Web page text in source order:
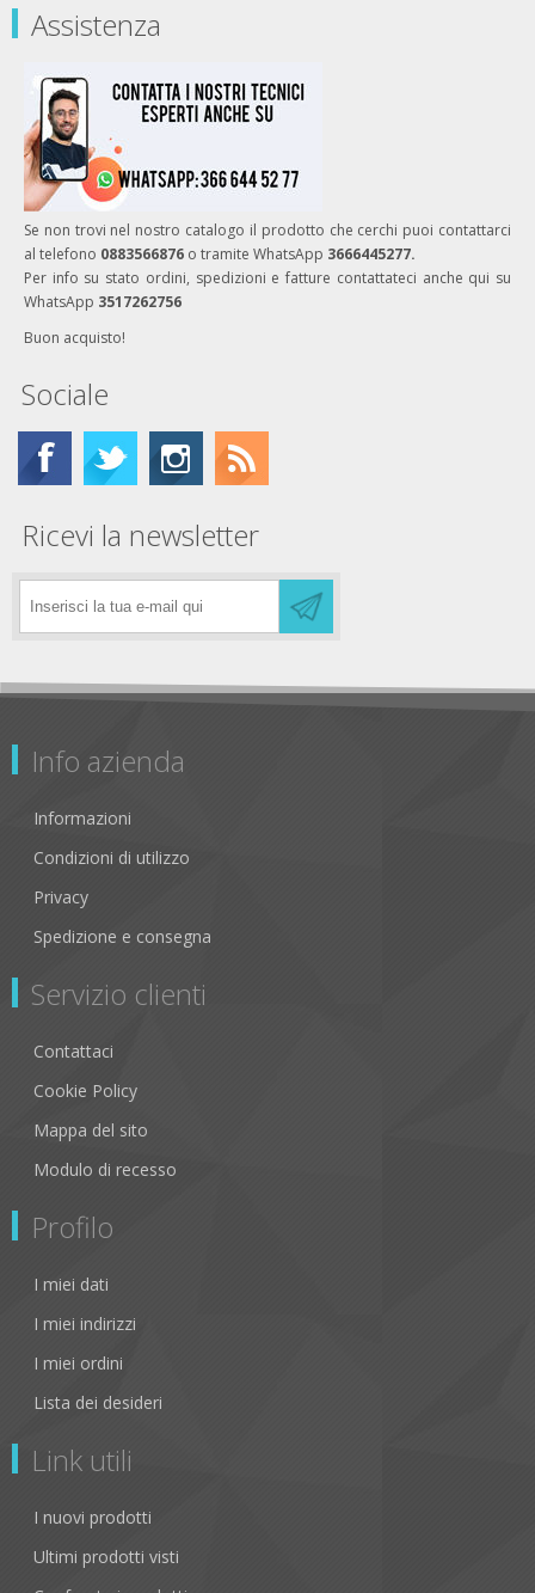
Assistenza
Se non trovi nel nostro catalogo il prodotto che cerchi puoi contattarci
al telefono 0883566876 o tramite WhatsApp 3666445277.
Per info su stato ordini, spedizioni e fatture contattateci anche qui su
WhatsApp 3517262756
Buon acquisto!
Sociale
Ricevi la newsletter
Info azienda
Informazioni
Condizioni di utilizzo
Privacy
Spedizione e consegna
Servizio clienti
Contattaci
Cookie Policy
Mappa del sito
Modulo di recesso
Profilo
I miei dati
I miei indirizzi
I miei ordini
Lista dei desideri
Link utili
I nuovi prodotti
Ultimi prodotti visti